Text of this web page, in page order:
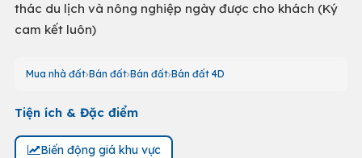
thác du lịch và nông nghiệp ngày được cho khách (Ký
cam kết luôn)
Mua nhà đất Bán đất Bán đất Bán đất 4D
Tiện ích & Đặc điểm
Biến động giá khu vực